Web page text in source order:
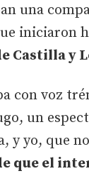
una
iniciaron
Castilla y
con voz
un
y yo, que
que el